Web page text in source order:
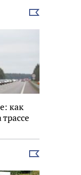
Выбрать
как
Выбрать